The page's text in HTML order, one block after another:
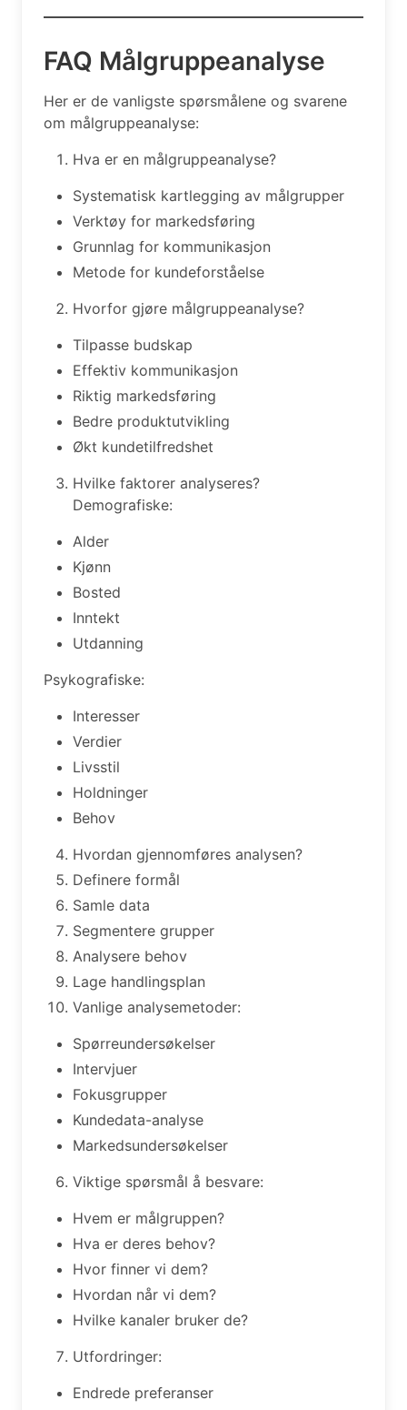
FAQ Målgruppeanalyse
Her er de vanligste spørsmålene og svarene
om målgruppeanalyse:
Hva er en målgruppeanalyse?
Systematisk kartlegging av målgrupper
Verktøy for markedsføring
Grunnlag for kommunikasjon
Metode for kundeforståelse
Hvorfor gjøre målgruppeanalyse?
Tilpasse budskap
Effektiv kommunikasjon
Riktig markedsføring
Bedre produktutvikling
Økt kundetilfredshet
Hvilke faktorer analyseres?
Demografiske:
Alder
Kjønn
Bosted
Inntekt
Utdanning
Psykografiske:
Interesser
Verdier
Livsstil
Holdninger
Behov
Hvordan gjennomføres analysen?
Definere formål
Samle data
Segmentere grupper
Analysere behov
Lage handlingsplan
Vanlige analysemetoder:
Spørreundersøkelser
Intervjuer
Fokusgrupper
Kundedata-analyse
Markedsundersøkelser
Viktige spørsmål å besvare:
Hvem er målgruppen?
Hva er deres behov?
Hvor finner vi dem?
Hvordan når vi dem?
Hvilke kanaler bruker de?
Utfordringer:
Endrede preferanser